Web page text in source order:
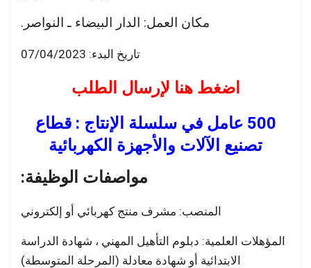
مكان العمل: الدار البيضاء ـ النواصر.
تاريخ البدء: 07/04/2023
اضغط هنا لإرسال الطلب
500 عامل في سلسلة الإنتاج : قطاع
تصنيع الآلات والأجهزة الكهربائية
مواصفات الوظيفة:
المنصب: مشرف منتج كهربائي أو إلكتروني
المؤهلات العلمية: دبلوم التأهيل المهني ، شهادة الدراسة
الابتدائية أو شهادة معادلة (المرحلة المتوسطة)